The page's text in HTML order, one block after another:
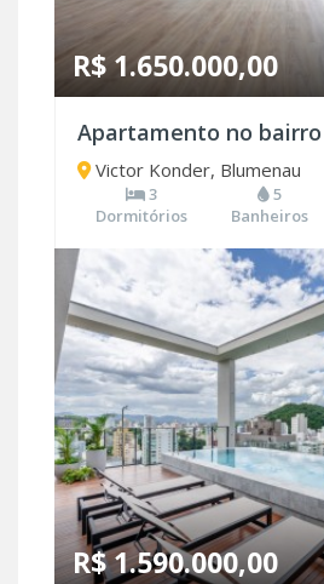
R$ 1.650.000,00
Victor Konder, Blumenau
3
Dormitórios
5
Banheiros
R$ 1.590.000,00